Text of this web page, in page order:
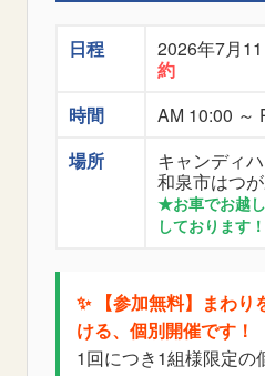
日程 2026年7月
約
時間
AM 10:00 ～
場所
キャンディ
和泉市はつ
★お車でお越
しております！
✨ 【参加無料】まわり
ける、個別開催です！
1回につき1組様限定の